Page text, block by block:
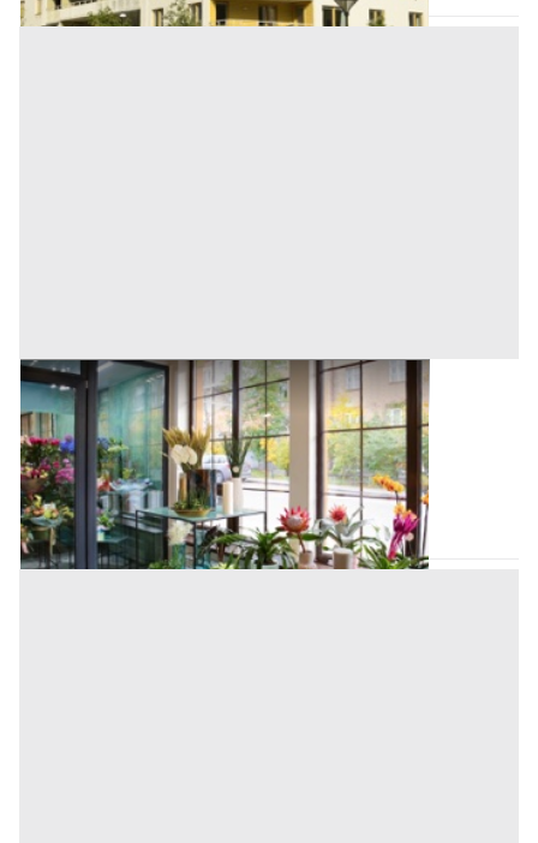
Categoria sconosciuta all'asta a Padova
Stanghella (Padova)
Offerta minima
10.000 €
Codice asta: f92692a1
Asta chiusa